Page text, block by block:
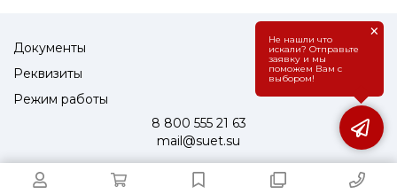
Документы
Реквизиты
Режим работы
8 800 555 21 63
mail@suet.su
Не нашли что
искали? Отправьте
заявку и мы
поможем Вам с
выбором!
×